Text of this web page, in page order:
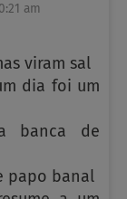
am
viram sal
dia foi um
banca de
papo banal